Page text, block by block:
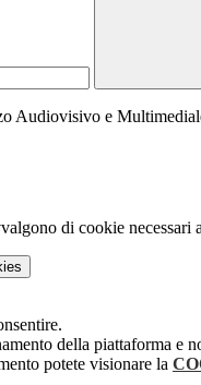
Audiovisivo e
di cookie
della piattaforma e
potete visionare la